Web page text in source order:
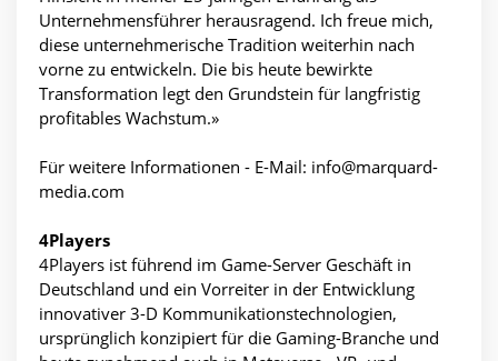
Unternehmensführer herausragend. Ich freue mich,
diese unternehmerische Tradition weiterhin nach
vorne zu entwickeln. Die bis heute bewirkte
Transformation legt den Grundstein für langfristig
profitables Wachstum.»
Für weitere Informationen - E-Mail: info@marquard-
media.com
4Players
4Players ist führend im Game-Server Geschäft in
Deutschland und ein Vorreiter in der Entwicklung
innovativer 3-D Kommunikationstechnologien,
ursprünglich konzipiert für die Gaming-Branche und